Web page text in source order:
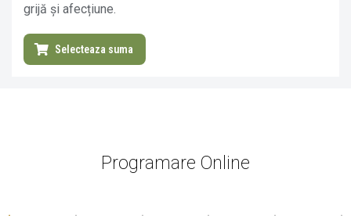
grijă și afecțiune.
Selecteaza suma
Programare Online